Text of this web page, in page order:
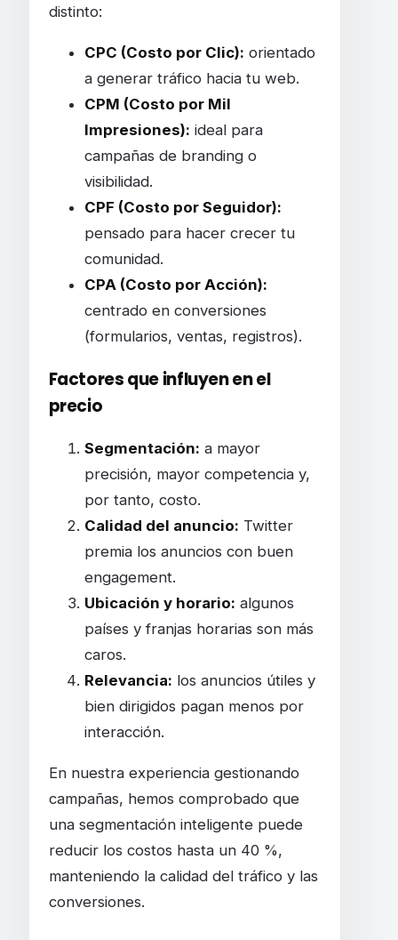
distinto:
CPC (Costo por Clic): orientado
a generar tráfico hacia tu web.
CPM (Costo por Mil
Impresiones): ideal para
campañas de branding o
visibilidad.
CPF (Costo por Seguidor):
pensado para hacer crecer tu
comunidad.
CPA (Costo por Acción):
centrado en conversiones
(formularios, ventas, registros).
Factores que influyen en el
precio
Segmentación: a mayor
precisión, mayor competencia y,
por tanto, costo.
Calidad del anuncio: Twitter
premia los anuncios con buen
engagement.
Ubicación y horario: algunos
países y franjas horarias son más
caros.
Relevancia: los anuncios útiles y
bien dirigidos pagan menos por
interacción.
En nuestra experiencia gestionando
campañas, hemos comprobado que
una segmentación inteligente puede
reducir los costos hasta un 40 %,
manteniendo la calidad del tráfico y las
conversiones.